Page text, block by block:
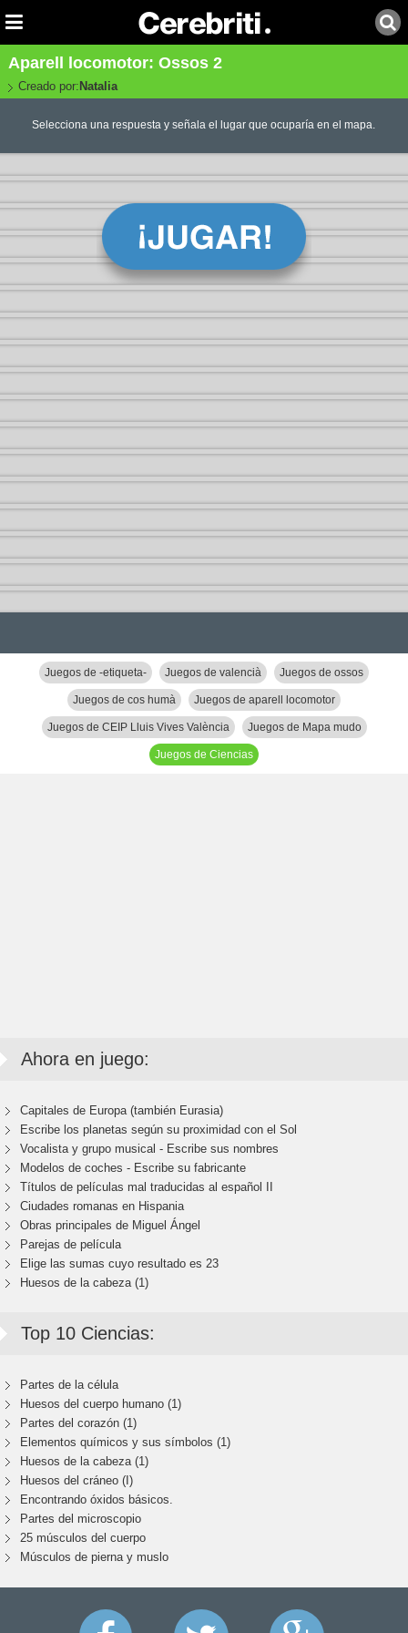
Aparell locomotor: Ossos 2
Creado por: Natalia
Selecciona una respuesta y señala el lugar que ocuparía en el mapa.
Juegos de -etiqueta- Juegos de valencià Juegos de ossos
Juegos de cos humà Juegos de aparell locomotor
Juegos de CEIP Lluis Vives València Juegos de Mapa mudo
Juegos de Ciencias
Ahora en juego:
Capitales de Europa (también Eurasia)
Escribe los planetas según su proximidad con el Sol
Vocalista y grupo musical - Escribe sus nombres
Modelos de coches - Escribe su fabricante
Títulos de películas mal traducidas al español II
Ciudades romanas en Hispania
Obras principales de Miguel Ángel
Parejas de película
Elige las sumas cuyo resultado es 23
Huesos de la cabeza (1)
Top 10 Ciencias:
Partes de la célula
Huesos del cuerpo humano (1)
Partes del corazón (1)
Elementos químicos y sus símbolos (1)
Huesos de la cabeza (1)
Huesos del cráneo (I)
Encontrando óxidos básicos.
Partes del microscopio
25 músculos del cuerpo
Músculos de pierna y muslo